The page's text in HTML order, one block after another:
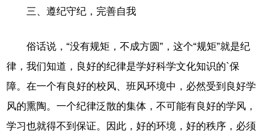
三、遵纪守纪，完善自我
俗话说，“没有规矩，不成方圆”，这个“规矩”就是纪
律，我们知道，良好的纪律是学好科学文化知识的`保
障。在一个有良好的校风、班风环境中，必然受到良好学
风的熏陶。一个纪律泛散的集体，不可能有良好的学风，
学习也就得不到保证。因此，好的环境，好的秩序，必须